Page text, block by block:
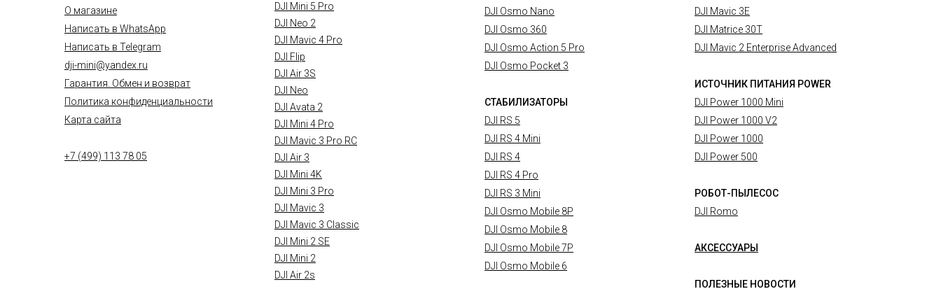
О магазине
Написать в WhatsApp
Написать в Telegram
dji-mini@yandex.ru
Гарантия. Обмен и возврат
Политика конфиденциальности
Карта сайта
+7 (499) 113 78 05
DJI Mini 5 Pro
DJI Neo 2
DJI Mavic 4 Pro
DJI Flip
DJI Air 3S
DJI Neo
DJI Avata 2
DJI Mini 4 Pro
DJI Mavic 3 Pro RC
DJI Air 3
DJI Mini 4K
DJI Mini 3 Pro
DJI Mavic 3
DJI Mavic 3 Classic
DJI Mini 2 SE
DJI Mini 2
DJI Air 2s
DJI Osmo Nano
DJI Osmo 360
DJI Osmo Action 5 Pro
DJI Osmo Pocket 3
СТАБИЛИЗАТОРЫ
DJI RS 5
DJI RS 4 Mini
DJI RS 4
DJI RS 4 Pro
DJI RS 3 Mini
DJI Osmo Mobile 8P
DJI Osmo Mobile 8
DJI Osmo Mobile 7P
DJI Osmo Mobile 6
DJI Mavic 3E
DJI Matrice 30T
DJI Mavic 2 Enterprise Advanced
ИСТОЧНИК ПИТАНИЯ POWER
DJI Power 1000 Mini
DJI Power 1000 V2
DJI Power 1000
DJI Power 500
РОБОТ-ПЫЛЕСОС
DJI Romo
АКСЕССУАРЫ
ПОЛЕЗНЫЕ НОВОСТИ